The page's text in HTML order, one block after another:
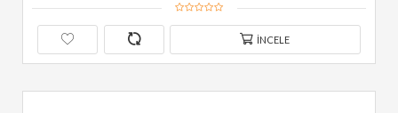
İNCELE